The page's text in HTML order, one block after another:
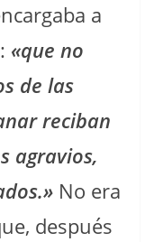
a
«que no
de las
reciban
agravios,
No era
después